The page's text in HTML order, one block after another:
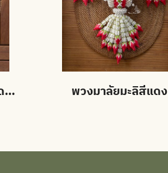
พวงมาลัยมะลิ 4 นิ้ว คาดมาลัยแบน อุบะดอกข่าบาน สั่งสีได้ พวงมาลัยมะลิสีแดง